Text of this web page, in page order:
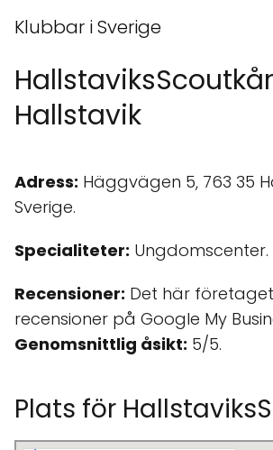
Klubbar i Sverige
Hallstavik
Adress: Häggvägen 5, 763 35
Sverige.
Specialiteter: Ungdomscenter.
Recensioner: Det här företaget
recensioner på Google My
Genomsnittlig åsikt: 5/5.
Plats för